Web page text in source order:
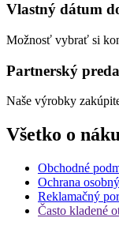
Vlastný dátum
Možnosť vybrať si
Partnerský
Naše výrobky
Všetko o
Obchodné
Ochrana
Reklamačný
Často kladené